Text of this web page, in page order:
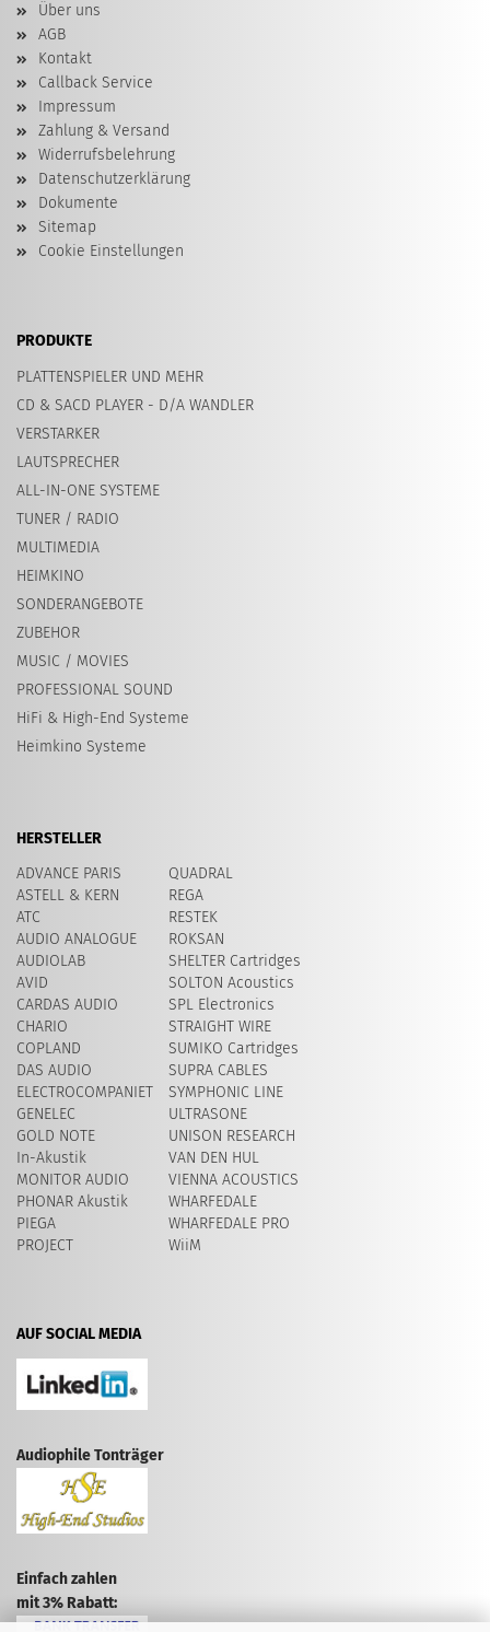
Über uns
AGB
Kontakt
Callback Service
Impressum
Zahlung & Versand
Widerrufsbelehrung
Datenschutzerklärung
Dokumente
Sitemap
Cookie Einstellungen
PRODUKTE
PLATTENSPIELER UND MEHR
CD & SACD PLAYER - D/A WANDLER
VERSTARKER
LAUTSPRECHER
ALL-IN-ONE SYSTEME
TUNER / RADIO
MULTIMEDIA
HEIMKINO
SONDERANGEBOTE
ZUBEHOR
MUSIC / MOVIES
PROFESSIONAL SOUND
HiFi & High-End Systeme
Heimkino Systeme
HERSTELLER
ADVANCE PARIS
ASTELL & KERN
ATC
AUDIO ANALOGUE
AUDIOLAB
AVID
CARDAS AUDIO
CHARIO
COPLAND
DAS AUDIO
ELECTROCOMPANIET
GENELEC
GOLD NOTE
In-Akustik
MONITOR AUDIO
PHONAR Akustik
PIEGA
PROJECT
QUADRAL
REGA
RESTEK
ROKSAN
SHELTER Cartridges
SOLTON Acoustics
SPL Electronics
STRAIGHT WIRE
SUMIKO Cartridges
SUPRA CABLES
SYMPHONIC LINE
ULTRASONE
UNISON RESEARCH
VAN DEN HUL
VIENNA ACOUSTICS
WHARFEDALE
WHARFEDALE PRO
WiiM
AUF SOCIAL MEDIA
Audiophile Tonträger
Einfach zahlen
mit 3% Rabatt: